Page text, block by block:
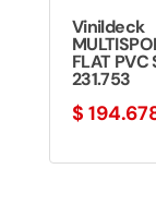
Vinildeck
FLAT PVC
231.753
$